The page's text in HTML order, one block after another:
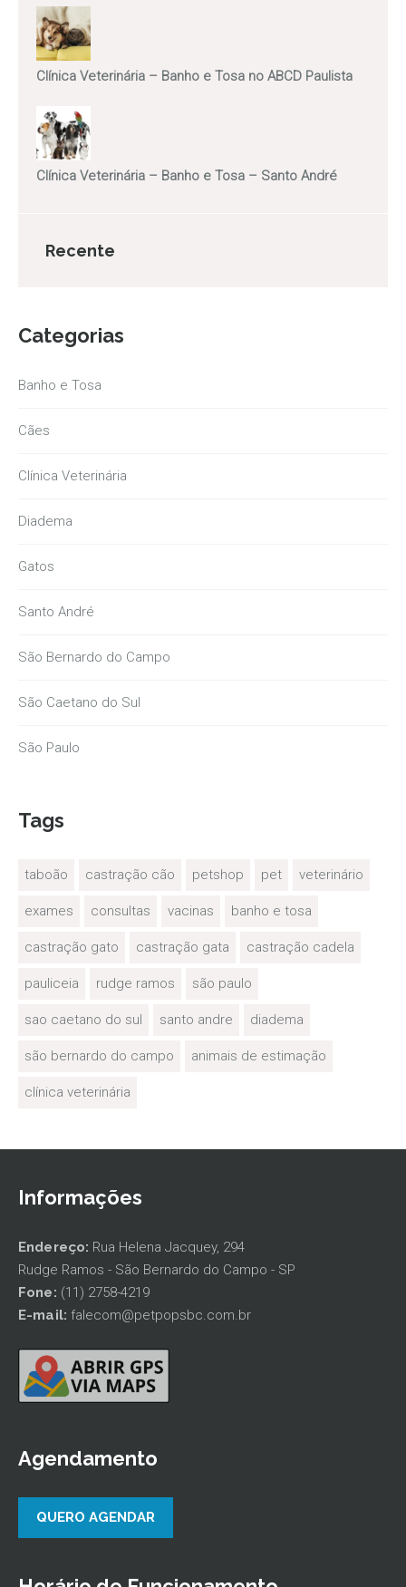
Clínica Veterinária – Banho e Tosa no ABCD Paulista
Clínica Veterinária – Banho e Tosa – Santo André
Recente
Categorias
Banho e Tosa
Cães
Clínica Veterinária
Diadema
Gatos
Santo André
São Bernardo do Campo
São Caetano do Sul
São Paulo
Tags
taboão castração cão petshop pet veterinário
exames consultas vacinas banho e tosa
castração gato castração gata castração cadela
pauliceia rudge ramos são paulo
sao caetano do sul santo andre diadema
são bernardo do campo animais de estimação
clínica veterinária
Informações
Endereço: Rua Helena Jacquey, 294
Rudge Ramos - São Bernardo do Campo - SP
Fone: (11) 2758-4219
E-mail: falecom@petpopsbc.com.br
Agendamento
QUERO AGENDAR